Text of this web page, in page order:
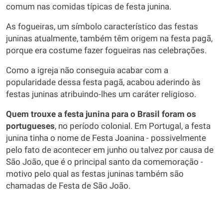
comum nas comidas típicas de festa junina.
As fogueiras, um símbolo característico das festas
juninas atualmente, também têm origem na festa pagã,
porque era costume fazer fogueiras nas celebrações.
Como a igreja não conseguia acabar com a
popularidade dessa festa pagã, acabou aderindo às
festas juninas atribuindo-lhes um caráter religioso.
Quem trouxe a festa junina para o Brasil foram os
portugueses, no período colonial. Em Portugal, a festa
junina tinha o nome de Festa Joanina - possivelmente
pelo fato de acontecer em junho ou talvez por causa de
São João, que é o principal santo da comemoração -
motivo pelo qual as festas juninas também são
chamadas de Festa de São João.